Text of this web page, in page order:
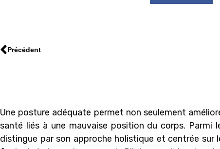
Précédent
Une posture adéquate permet non seulement
santé liés à une mauvaise position du corps. Parmi
distingue par son approche holistique et centrée